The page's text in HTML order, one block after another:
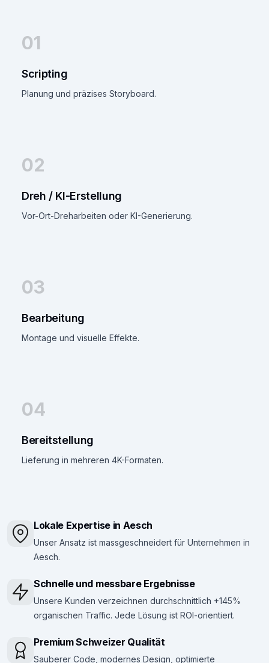
01
Scripting
Planung und präzises Storyboard.
02
Dreh / KI-Erstellung
Vor-Ort-Dreharbeiten oder KI-Generierung.
03
Bearbeitung
Montage und visuelle Effekte.
04
Bereitstellung
Lieferung in mehreren 4K-Formaten.
Lokale Expertise in Aesch
Unser Ansatz ist massgeschneidert für Unternehmen in
Aesch.
Schnelle und messbare Ergebnisse
Unsere Kunden verzeichnen durchschnittlich +145%
organischen Traffic. Jede Lösung ist ROI-orientiert.
Premium Schweizer Qualität
Sauberer Code, modernes Design, optimierte